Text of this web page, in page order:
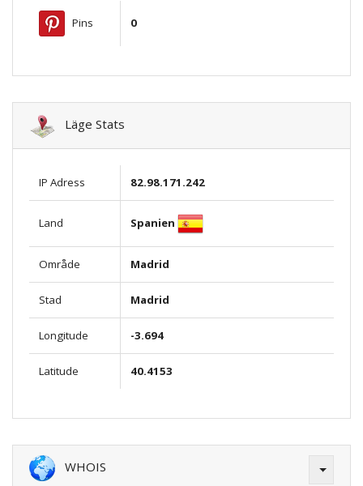
Pins 0
Läge Stats
IP Adress 82.98.171.242
Land Spanien
Område Madrid
Stad Madrid
Longitude -3.694
Latitude 40.4153
WHOIS